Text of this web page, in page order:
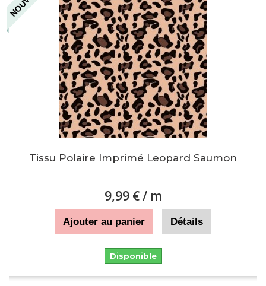
Tissu Polaire Imprimé Leopard Saumon
9,99 €/ m
Ajouter au panier Détails
Disponible